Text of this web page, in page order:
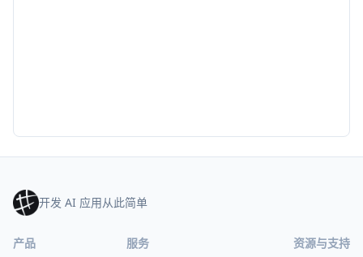
开发 AI 应用从此简单
产品 服务 资源与支持